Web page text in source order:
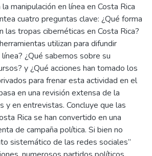
manipulación en línea en Costa Rica
cuatro preguntas clave: ¿Qué forma
las tropas cibernéticas en Costa Rica?
utilizan para difundir
¿Qué sabemos sobre su
y ¿Qué acciones han tomado los
para frenar esta actividad en el
en una revisión extensa de la
y en entrevistas. Concluye que las
Rica se han convertido en una
de campaña política. Si bien no
sistemático de las redes sociales”